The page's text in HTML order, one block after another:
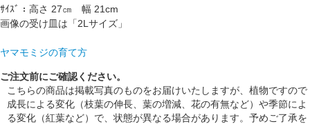
ｻｲｽﾞ：高さ 27㎝ 幅 21cm
画像の受け皿は「2Lサイズ」
ヤマモミジの育て方
ご注文前にご確認ください。
こちらの商品は掲載写真のものをお届けいたしますが、植物ですので
成長による変化（枝葉の伸長、葉の増減、花の有無など）や季節によ
る変化（紅葉など）で、状態が異なる場合があります。予めご了承を